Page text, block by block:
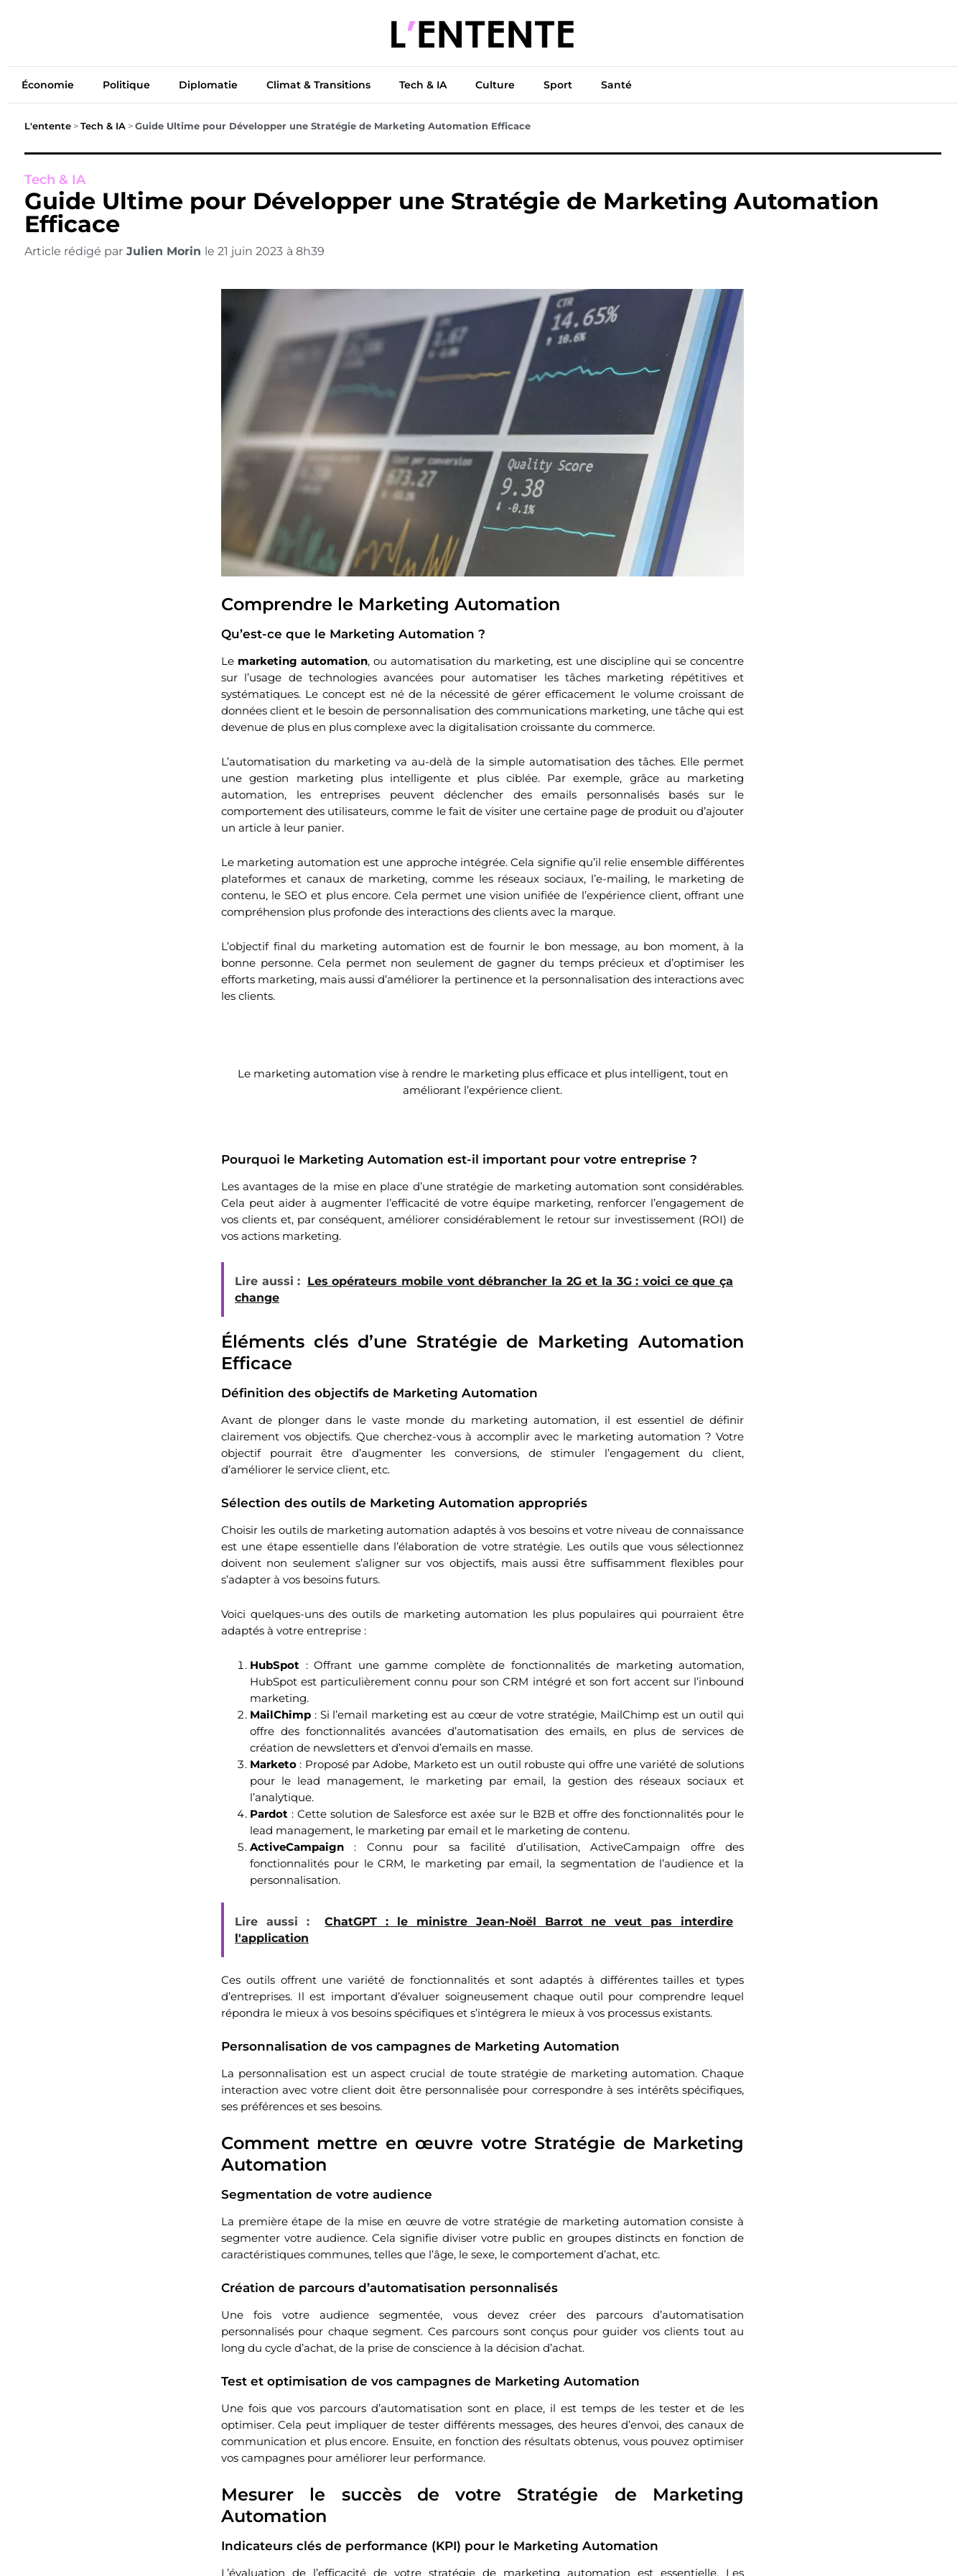
Diplomatie Climat & Transitions Tech & IA
Économie Politique Diplomatie Climat & Transitions Tech & IA Culture Sport Santé
L'entente> Tech & IA> Guide Ultime pour Développer une Stratégie de Marketing Automation Efficace
Tech & IA
Guide Ultime pour Développer une Stratégie de Marketing Automation
Efficace
Article rédigé par Julien Morin le 21 juin 2023 à 8h39
Comprendre le Marketing Automation
Qu’est-ce que le Marketing Automation ?
Le marketing automation, ou automatisation du marketing, est une discipline qui se concentre
sur l’usage de technologies avancées pour automatiser les tâches marketing répétitives et
systématiques. Le concept est né de la nécessité de gérer efficacement le volume croissant de
données client et le besoin de personnalisation des communications marketing, une tâche qui est
devenue de plus en plus complexe avec la digitalisation croissante du commerce.
L’automatisation du marketing va au-delà de la simple automatisation des tâches. Elle permet
une gestion marketing plus intelligente et plus ciblée. Par exemple, grâce au marketing
automation, les entreprises peuvent déclencher des emails personnalisés basés sur le
comportement des utilisateurs, comme le fait de visiter une certaine page de produit ou d’ajouter
un article à leur panier.
Le marketing automation est une approche intégrée. Cela signifie qu’il relie ensemble différentes
plateformes et canaux de marketing, comme les réseaux sociaux, l’e-mailing, le marketing de
contenu, le SEO et plus encore. Cela permet une vision unifiée de l’expérience client, offrant une
compréhension plus profonde des interactions des clients avec la marque.
L’objectif final du marketing automation est de fournir le bon message, au bon moment, à la
bonne personne. Cela permet non seulement de gagner du temps précieux et d’optimiser les
efforts marketing, mais aussi d’améliorer la pertinence et la personnalisation des interactions avec
les clients.
Le marketing automation vise à rendre le marketing plus efficace et plus intelligent, tout en
améliorant l’expérience client.
Pourquoi le Marketing Automation est-il important pour votre entreprise ?
Les avantages de la mise en place d’une stratégie de marketing automation sont considérables.
Cela peut aider à augmenter l’efficacité de votre équipe marketing, renforcer l’engagement de
vos clients et, par conséquent, améliorer considérablement le retour sur investissement (ROI) de
vos actions marketing.
Lire aussi : Les opérateurs mobile vont débrancher la 2G et la 3G : voici ce que ça
change
Éléments clés d’une Stratégie de Marketing Automation
Efficace
Définition des objectifs de Marketing Automation
Avant de plonger dans le vaste monde du marketing automation, il est essentiel de définir
clairement vos objectifs. Que cherchez-vous à accomplir avec le marketing automation ? Votre
objectif pourrait être d’augmenter les conversions, de stimuler l’engagement du client,
d’améliorer le service client, etc.
Sélection des outils de Marketing Automation appropriés
Choisir les outils de marketing automation adaptés à vos besoins et votre niveau de connaissance
est une étape essentielle dans l’élaboration de votre stratégie. Les outils que vous sélectionnez
doivent non seulement s’aligner sur vos objectifs, mais aussi être suffisamment flexibles pour
s’adapter à vos besoins futurs.
Voici quelques-uns des outils de marketing automation les plus populaires qui pourraient être
adaptés à votre entreprise :
HubSpot : Offrant une gamme complète de fonctionnalités de marketing automation,
HubSpot est particulièrement connu pour son CRM intégré et son fort accent sur l’inbound
marketing.
MailChimp : Si l’email marketing est au cœur de votre stratégie, MailChimp est un outil qui
offre des fonctionnalités avancées d’automatisation des emails, en plus de services de
création de newsletters et d’envoi d’emails en masse.
Marketo : Proposé par Adobe, Marketo est un outil robuste qui offre une variété de solutions
pour le lead management, le marketing par email, la gestion des réseaux sociaux et
l’analytique.
Pardot : Cette solution de Salesforce est axée sur le B2B et offre des fonctionnalités pour le
lead management, le marketing par email et le marketing de contenu.
ActiveCampaign : Connu pour sa facilité d’utilisation, ActiveCampaign offre des
fonctionnalités pour le CRM, le marketing par email, la segmentation de l’audience et la
personnalisation.
Lire aussi :
ChatGPT : le ministre Jean-Noël Barrot ne veut pas interdire
l'application
Ces outils offrent une variété de fonctionnalités et sont adaptés à différentes tailles et types
d’entreprises. Il est important d’évaluer soigneusement chaque outil pour comprendre lequel
répondra le mieux à vos besoins spécifiques et s’intégrera le mieux à vos processus existants.
Personnalisation de vos campagnes de Marketing Automation
La personnalisation est un aspect crucial de toute stratégie de marketing automation. Chaque
interaction avec votre client doit être personnalisée pour correspondre à ses intérêts spécifiques,
ses préférences et ses besoins.
Comment mettre en œuvre votre Stratégie de Marketing
Automation
Segmentation de votre audience
La première étape de la mise en œuvre de votre stratégie de marketing automation consiste à
segmenter votre audience. Cela signifie diviser votre public en groupes distincts en fonction de
caractéristiques communes, telles que l’âge, le sexe, le comportement d’achat, etc.
Création de parcours d’automatisation personnalisés
Une fois votre audience segmentée, vous devez créer des parcours d’automatisation
personnalisés pour chaque segment. Ces parcours sont conçus pour guider vos clients tout au
long du cycle d’achat, de la prise de conscience à la décision d’achat.
Test et optimisation de vos campagnes de Marketing Automation
Une fois que vos parcours d’automatisation sont en place, il est temps de les tester et de les
optimiser. Cela peut impliquer de tester différents messages, des heures d’envoi, des canaux de
communication et plus encore. Ensuite, en fonction des résultats obtenus, vous pouvez optimiser
vos campagnes pour améliorer leur performance.
Mesurer le succès de votre Stratégie de Marketing
Automation
Indicateurs clés de performance (KPI) pour le Marketing Automation
L’évaluation de l’efficacité de votre stratégie de marketing automation est essentielle. Les